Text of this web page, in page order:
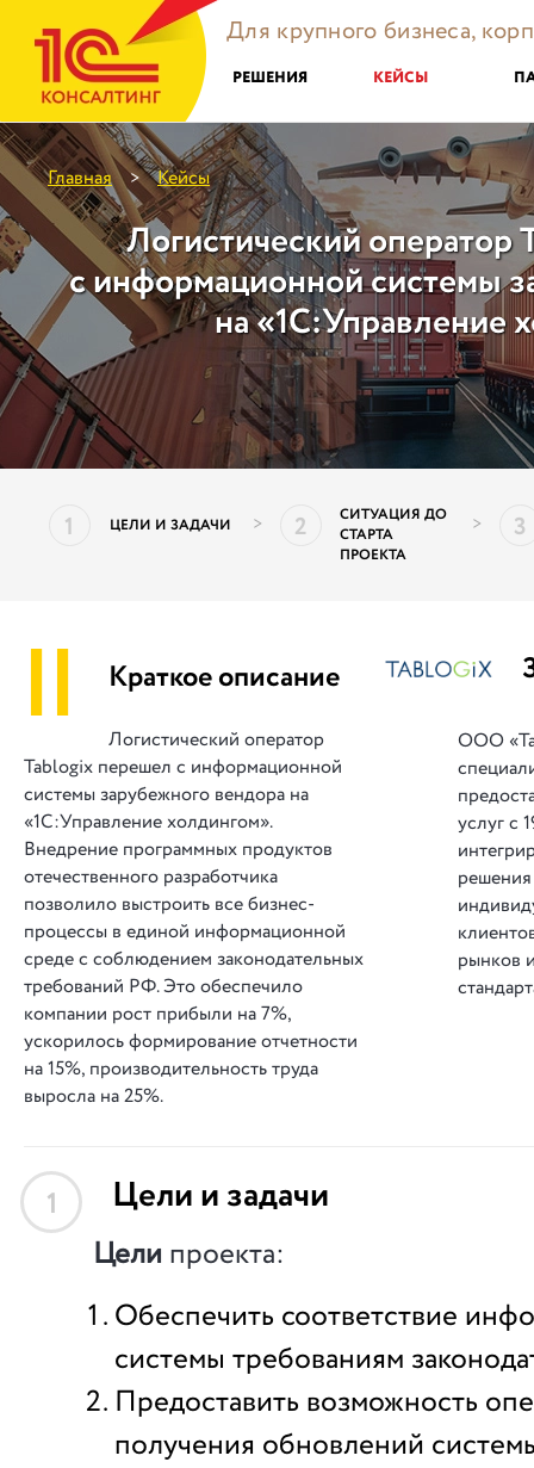
Для крупного бизнеса,
РЕШЕНИЯ КЕЙСЫ
Главная > Кейсы
Логистический оператор
с информационной системы
на «1C:Управление
1 ЦЕЛИ И ЗАДАЧИ > 2
СИТУАЦИЯ ДО
СТАРТА
ПРОЕКТА
> 3
|| Краткое описание
Логистический оператор
Tablogix перешел с информационной
системы зарубежного вендора на
«1C:Управление холдингом».
Внедрение программных продуктов
отечественного разработчика
позволило выстроить все бизнес-
процессы в единой информационной
среде с соблюдением законодательных
требований РФ. Это обеспечило
компании рост прибыли на 7%,
ускорилось формирование отчетности
на 15%, производительность труда
выросла на 25%.
ООО
услуг с
решения
рынков
1 Цели и задачи
Цели проекта:
Обеспечить соответствие
системы требованиям
Предоставить возможность
получения обновлений